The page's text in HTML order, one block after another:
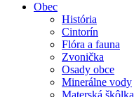
Obec
História
Cintorín
Flóra a fauna
Zvonička
Osady obce
Minerálne vody
Materská škôlka